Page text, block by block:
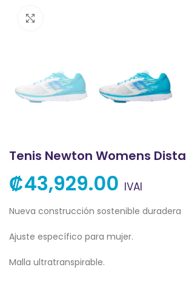
Tenis Newton Womens
₡43,929.00 IVAI
Nueva construcción sostenible duradera
Ajuste específico para mujer.
Malla ultratranspirable.